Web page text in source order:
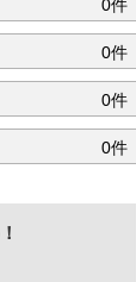
0件
0件
0件
0件